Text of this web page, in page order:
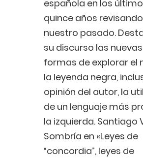
española en los
quince años revisando
nuestro pasado.
su discurso las nuevas
formas de explorar el
la leyenda negra,
opinión del autor, la
de un lenguaje más
la izquierda. Santiago
Sombría en «Leyes de
“concordia”, leyes de